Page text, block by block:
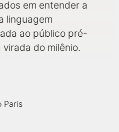
em entender a
linguagem
ao público pré-
do milênio.
Paris